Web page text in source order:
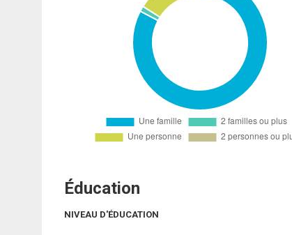
Éducation
NIVEAU D'ÉDUCATION